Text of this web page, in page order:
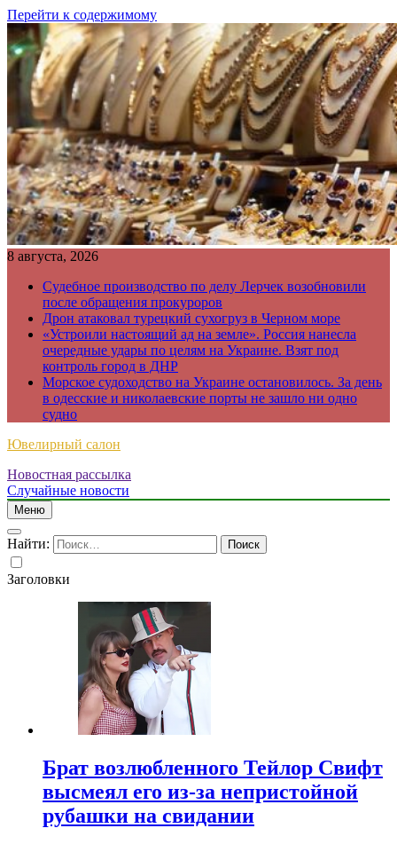
Перейти к содержимому
8 августа, 2026
Судебное производство по делу Лерчек возобновили
после обращения прокуроров
Дрон атаковал турецкий сухогруз в Черном море
«Устроили настоящий ад на земле». Россия нанесла
очередные удары по целям на Украине. Взят под
контроль город в ДНР
Морское судоходство на Украине остановилось. За день
в одесские и николаевские порты не зашло ни одно
судно
Ювелирный салон
Новостная рассылка
Случайные новости
Меню
Найти:
Заголовки
Брат возлюбленного Тейлор Свифт
высмеял его из-за непристойной
рубашки на свидании